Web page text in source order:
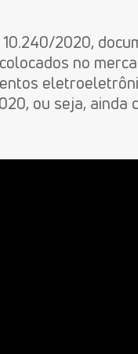
2020,
no
ou seja, ainda